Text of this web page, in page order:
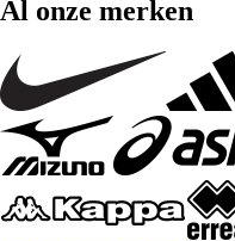
Al onze merken